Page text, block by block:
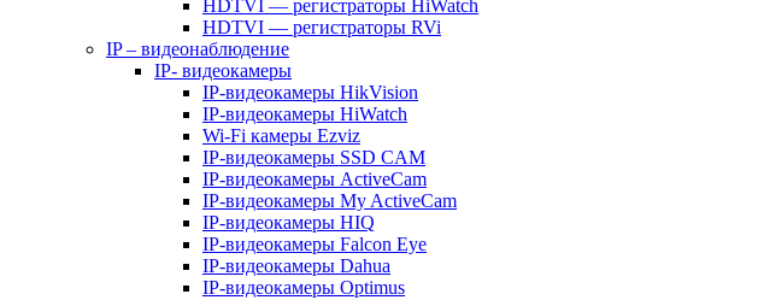
HDTVI — регистраторы HiWatch
HDTVI — регистраторы RVi
IP – видеонаблюдение
IP- видеокамеры
IP-видеокамеры HikVision
IP-видеокамеры HiWatch
Wi-Fi камеры Ezviz
IP-видеокамеры SSD CAM
IP-видеокамеры ActiveCam
IP-видеокамеры My ActiveCam
IP-видеокамеры HIQ
IP-видеокамеры Falcon Eye
IP-видеокамеры Dahua
IP-видеокамеры Optimus